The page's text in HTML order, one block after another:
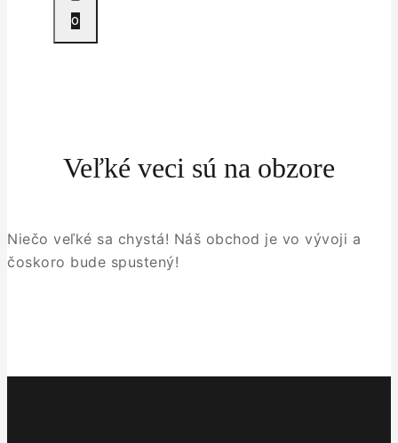
0
Veľké veci sú na obzore
Niečo veľké sa chystá! Náš obchod je vo vývoji a
čoskoro bude spustený!